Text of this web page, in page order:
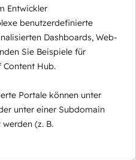
Entwickler
benutzerdefinierte
Dashboards, Web-
Sie Beispiele für
Content Hub.
Portale können unter
unter einer Subdomain
(z. B.